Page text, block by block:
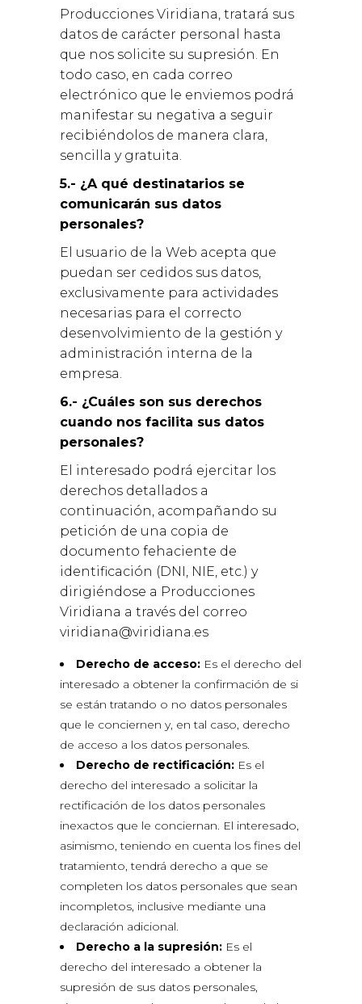
Producciones Viridiana, tratará sus
datos de carácter personal hasta
que nos solicite su supresión. En
todo caso, en cada correo
electrónico que le enviemos podrá
manifestar su negativa a seguir
recibiéndolos de manera clara,
sencilla y gratuita.
5.- ¿A qué destinatarios se
comunicarán sus datos
personales?
El usuario de la Web acepta que
puedan ser cedidos sus datos,
exclusivamente para actividades
necesarias para el correcto
desenvolvimiento de la gestión y
administración interna de la
empresa.
6.- ¿Cuáles son sus derechos
cuando nos facilita sus datos
personales?
El interesado podrá ejercitar los
derechos detallados a
continuación, acompañando su
petición de una copia de
documento fehaciente de
identificación (DNI, NIE, etc.) y
dirigiéndose a Producciones
Viridiana a través del correo
viridiana@viridiana.es
Derecho de acceso: Es el derecho del
interesado a obtener la confirmación de si
se están tratando o no datos personales
que le conciernen y, en tal caso, derecho
de acceso a los datos personales.
Derecho de rectificación: Es el
derecho del interesado a solicitar la
rectificación de los datos personales
inexactos que le conciernan. El interesado,
asimismo, teniendo en cuenta los fines del
tratamiento, tendrá derecho a que se
completen los datos personales que sean
incompletos, inclusive mediante una
declaración adicional.
Derecho a la supresión: Es el
derecho del interesado a obtener la
supresión de sus datos personales,